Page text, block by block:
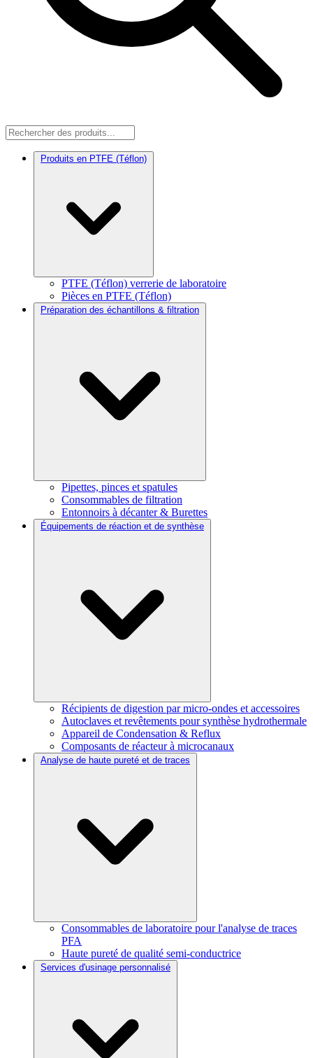
Produits en PTFE (Téflon)
PTFE (Téflon) verrerie de laboratoire
Pièces en PTFE (Téflon)
Préparation des échantillons & filtration
Pipettes, pinces et spatules
Consommables de filtration
Entonnoirs à décanter & Burettes
Équipements de réaction et de synthèse
Récipients de digestion par micro-ondes et accessoires
Autoclaves et revêtements pour synthèse hydrothermale
Appareil de Condensation & Reflux
Composants de réacteur à microcanaux
Analyse de haute pureté et de traces
Consommables de laboratoire pour l'analyse de traces
PFA
Haute pureté de qualité semi-conductrice
Services d'usinage personnalisé